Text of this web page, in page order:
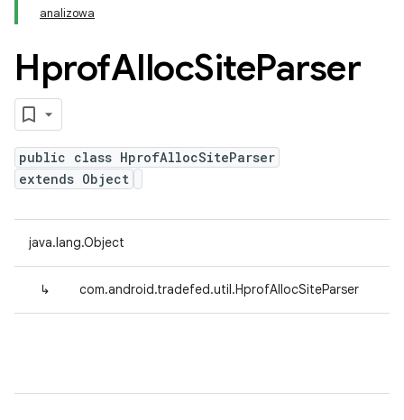
analizowa
HprofAllocSiteParser
public class HprofAllocSiteParser
extends Object
java.lang.Object
↳ com.android.tradefed.util.HprofAllocSiteParser